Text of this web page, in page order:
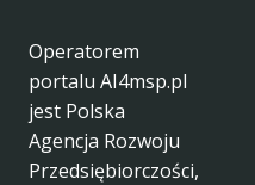
Operatorem
portalu AI4msp.pl
jest Polska
Agencja Rozwoju
Przedsiębiorczości,